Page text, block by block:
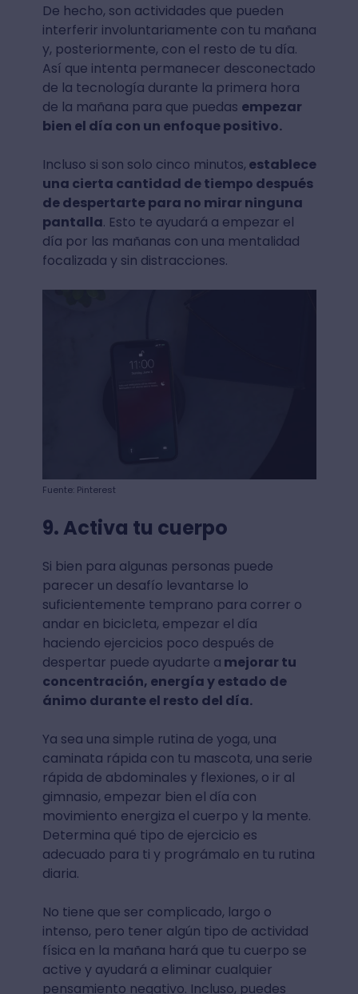
De hecho, son actividades que pueden
interferir involuntariamente con tu mañana
y, posteriormente, con el resto de tu día.
Así que intenta permanecer desconectado
de la tecnología durante la primera hora
de la mañana para que puedas empezar
bien el día con un enfoque positivo.
Incluso si son solo cinco minutos, establece
una cierta cantidad de tiempo después
de despertarte para no mirar ninguna
pantalla. Esto te ayudará a empezar el
día por las mañanas con una mentalidad
focalizada y sin distracciones.
Fuente: Pinterest
9. Activa tu cuerpo
Si bien para algunas personas puede
parecer un desafío levantarse lo
suficientemente temprano para correr o
andar en bicicleta, empezar el día
haciendo ejercicios poco después de
despertar puede ayudarte a mejorar tu
concentración, energía y estado de
ánimo durante el resto del día.
Ya sea una simple rutina de yoga, una
caminata rápida con tu mascota, una serie
rápida de abdominales y flexiones, o ir al
gimnasio, empezar bien el día con
movimiento energiza el cuerpo y la mente.
Determina qué tipo de ejercicio es
adecuado para ti y prográmalo en tu rutina
diaria.
No tiene que ser complicado, largo o
intenso, pero tener algún tipo de actividad
física en la mañana hará que tu cuerpo se
active y ayudará a eliminar cualquier
pensamiento negativo. Incluso, puedes